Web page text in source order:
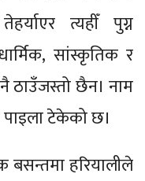
त्यहीँ पुग्न
सांस्कृतिक र
ठाउँजस्तो छैन। नाम
टेकेको छ।
हरियालीले